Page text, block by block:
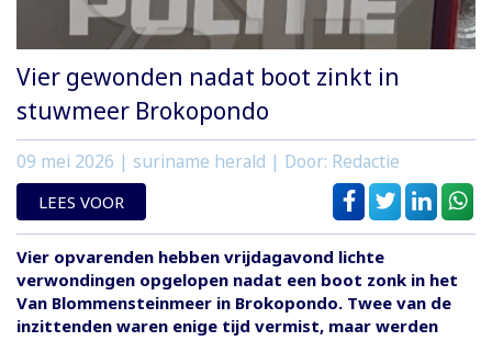
Vier gewonden nadat boot zinkt in
stuwmeer Brokopondo
09 mei 2026 | suriname herald | Door: Redactie
LEES VOOR
Vier opvarenden hebben vrijdagavond lichte
verwondingen opgelopen nadat een boot zonk in het
Van Blommensteinmeer in Brokopondo. Twee van de
inzittenden waren enige tijd vermist, maar werden